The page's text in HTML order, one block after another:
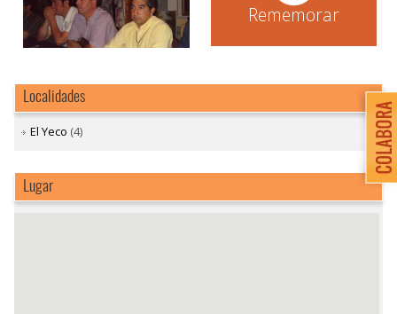
Rememorar
Localidades
El Yeco (4)
Lugar